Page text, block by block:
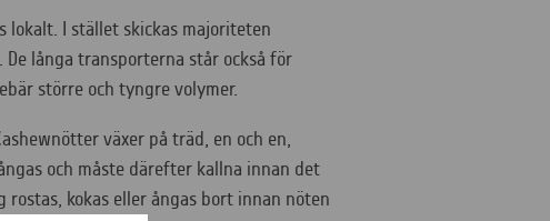
lokalt. I stället skickas majoriteten
långa transporterna står också för
större och tyngre volymer.
växer på träd, en och en,
och måste därefter kallna innan det
kokas eller ångas bort innan nöten